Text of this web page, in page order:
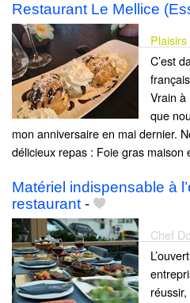
Restaurant Le Mellice
C’est
Vrain à
que
mon anniversaire en mai dernier.
délicieux repas : Foie gras maison
Matériel indispensable à
restaurant-
Chef